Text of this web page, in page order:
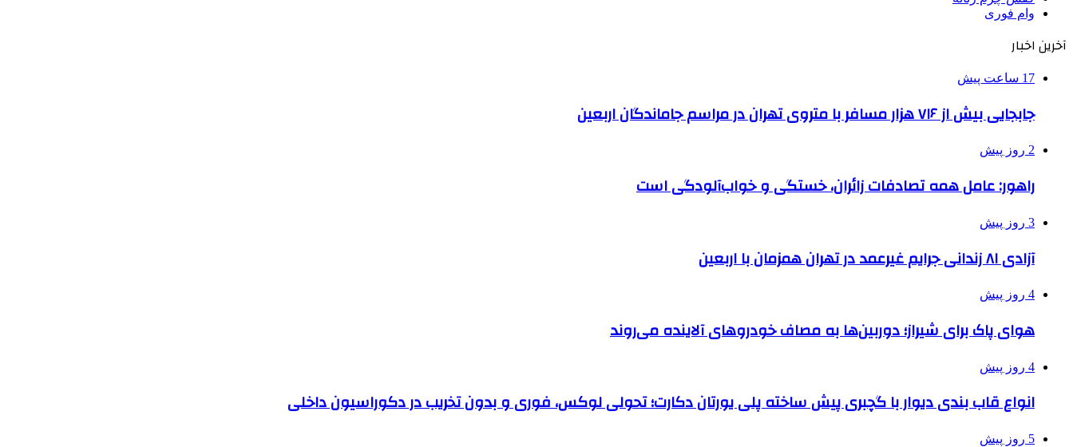
وام فوری
آخرین اخبار
17 ساعت پیش
جابجایی بیش از ۷۱۶ هزار مسافر با متروی تهران در مراسم جاماندگان اربعین
2 روز پیش
راهور: عامل همه تصادفات زائران، خستگی و خواب‌آلودگی است
3 روز پیش
آزادی ۸۱ زندانی جرایم غیرعمد در تهران همزمان با اربعین
4 روز پیش
هوای پاک برای شیراز؛ دوربین‌ها به مصاف خودروهای آلاینده می‌روند
4 روز پیش
انواع قاب بندی دیوار با گچبری پیش ساخته پلی یورتان دکارت؛ تحولی لوکس، فوری و بدون تخریب در دکوراسیون داخلی
5 روز پیش